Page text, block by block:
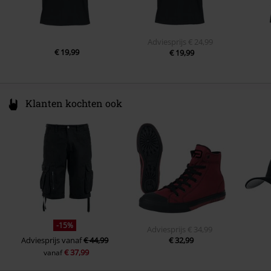
€ 19,99
Adviesprijs
€ 24,99
€ 19,99
Klanten kochten ook
-15%
Adviesprijsvanaf€ 44,99
vanaf€ 37,99
Adviesprijs
€ 34,99
€ 32,99